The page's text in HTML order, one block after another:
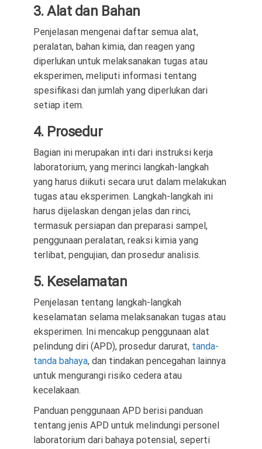
3. Alat dan Bahan
Penjelasan mengenai daftar semua alat,
peralatan, bahan kimia, dan reagen yang
diperlukan untuk melaksanakan tugas atau
eksperimen, meliputi informasi tentang
spesifikasi dan jumlah yang diperlukan dari
setiap item.
4. Prosedur
Bagian ini merupakan inti dari instruksi kerja
laboratorium, yang merinci langkah-langkah
yang harus diikuti secara urut dalam melakukan
tugas atau eksperimen. Langkah-langkah ini
harus dijelaskan dengan jelas dan rinci,
termasuk persiapan dan preparasi sampel,
penggunaan peralatan, reaksi kimia yang
terlibat, pengujian, dan prosedur analisis.
5. Keselamatan
Penjelasan tentang langkah-langkah
keselamatan selama melaksanakan tugas atau
eksperimen. Ini mencakup penggunaan alat
pelindung diri (APD), prosedur darurat, tanda-
tanda bahaya, dan tindakan pencegahan lainnya
untuk mengurangi risiko cedera atau
kecelakaan.
Panduan penggunaan APD berisi panduan
tentang jenis APD untuk melindungi personel
laboratorium dari bahaya potensial, seperti